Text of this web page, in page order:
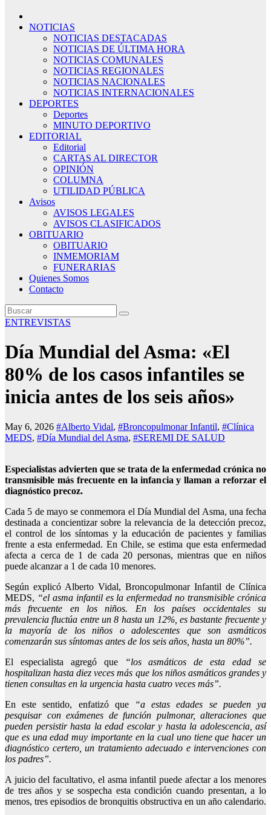
NOTICIAS
NOTICIAS DESTACADAS
NOTICIAS DE ÚLTIMA HORA
NOTICIAS COMUNALES
NOTICIAS REGIONALES
NOTICIAS NACIONALES
NOTICIAS INTERNACIONALES
DEPORTES
Deportes
MINUTO DEPORTIVO
EDITORIAL
Editorial
CARTAS AL DIRECTOR
OPINIÓN
COLUMNA
UTILIDAD PÚBLICA
Avisos
AVISOS LEGALES
AVISOS CLASIFICADOS
OBITUARIO
OBITUARIO
INMEMORIAM
FUNERARIAS
Quienes Somos
Contacto
ENTREVISTAS
Día Mundial del Asma: «El
80% de los casos infantiles se
inicia antes de los seis años»
May 6, 2026 #Alberto Vidal, #Broncopulmonar Infantil, #Clínica
MEDS, #Día Mundial del Asma, #SEREMI DE SALUD
Especialistas advierten que se trata de la enfermedad crónica no
transmisible más frecuente en la infancia y llaman a reforzar el
diagnóstico precoz.
Cada 5 de mayo se conmemora el Día Mundial del Asma, una fecha
destinada a concientizar sobre la relevancia de la detección precoz,
el control de los síntomas y la educación de pacientes y familias
frente a esta enfermedad. En Chile, se estima que esta enfermedad
afecta a cerca de 1 de cada 20 personas, mientras que en niños
puede alcanzar a 1 de cada 10 menores.
Según explicó Alberto Vidal, Broncopulmonar Infantil de Clínica
MEDS, “el asma infantil es la enfermedad no transmisible crónica
más frecuente en los niños. En los países occidentales su
prevalencia fluctúa entre un 8 hasta un 12%, es bastante frecuente y
la mayoría de los niños o adolescentes que son asmáticos
comenzarán sus síntomas antes de los seis años, hasta un 80%”.
El especialista agregó que
“los asmáticos de esta edad se
hospitalizan hasta diez veces más que los niños asmáticos grandes y
tienen consultas en la urgencia hasta cuatro veces más”.
En este sentido, enfatizó que
“a estas edades se pueden ya
pesquisar con exámenes de función pulmonar, alteraciones que
pueden persistir hasta la edad escolar y hasta la adolescencia, así
que es una edad muy importante en la cual uno tiene que hacer un
diagnóstico certero, un tratamiento adecuado e intervenciones con
los padres”.
A juicio del facultativo, el asma infantil puede afectar a los menores
de tres años y se sospecha esta condición cuando presentan, a lo
menos, tres episodios de bronquitis obstructiva en un año calendario.